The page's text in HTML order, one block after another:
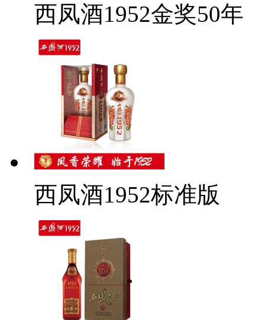
西凤酒1952金奖50年
西凤酒1952标准版